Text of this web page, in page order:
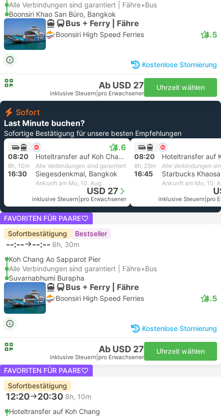
Alle Verbindungen sind garantiert | Fähre+Bus
Boonsiri Khao San Büro, Bangkok
Bus + Ferry | Fähre
Boonsiri High Speed Ferries 4.5
Kostenlose Stornierung
Ab USD 27
inklusive Steuern pro Erwachsener
Uhrzeit wählen
Sofort
Last Minute buchen?
Sofortige Bestätigung für unsere besten Empfehlungen
4.6
08:20 Hoteltransfer auf Koh Chang
8h, 10m Alle Verbindungen sind garantiert
16:30 Siegesdenkmal, Bangkok
Ankunft am Mo, 10. Aug.
USD 27
inklusive Steuern pro Erwachsener
08:20
8h, 25m Alle Verbindungen
16:45
Ankunft am Mo, 10.
inklusive Steuern pro
FAVORITEN FÜR PAARE
Sofortbestätigung
Bestseller
--:-- --:-- 6h, 30m
Koh Chang Ao Sapparot Pier
Alle Verbindungen sind garantiert | Fähre+Bus
Suvarnabhumi Burapha
Bus + Ferry | Fähre
Boonsiri High Speed Ferries 4.5
Kostenlose Stornierung
Ab USD 27
inklusive Steuern pro Erwachsener
Uhrzeit wählen
FAVORITEN FÜR PAARE
Sofortbestätigung
12:20 20:30 8h, 10m
Hoteltransfer auf Koh Chang